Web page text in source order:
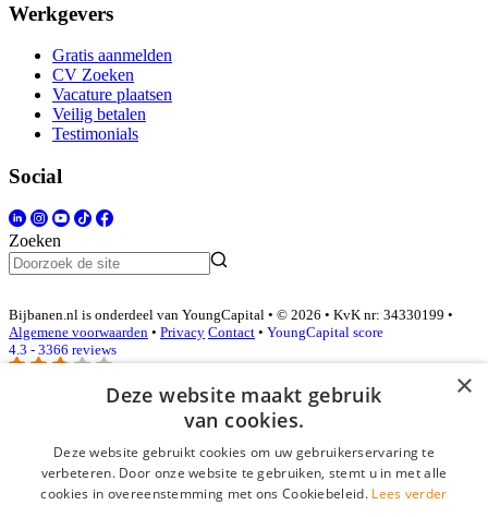
Werkgevers
Gratis aanmelden
CV Zoeken
Vacature plaatsen
Veilig betalen
Testimonials
Social
Zoeken
Bijbanen.nl is onderdeel van YoungCapital • © 2026 • KvK nr: 34330199 •
Algemene voorwaarden • Privacy Contact • YoungCapital score
4.3 - 3366 reviews
E-mail*
×
Deze website maakt gebruik
van cookies.
Deze website gebruikt cookies om uw gebruikerservaring te
verbeteren. Door onze website te gebruiken, stemt u in met alle
cookies in overeenstemming met ons Cookiebeleid. Lees verder